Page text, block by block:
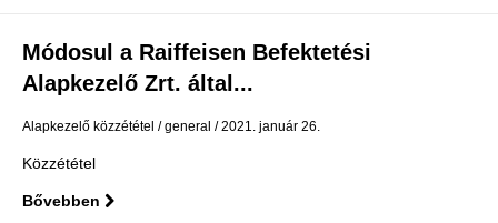
Módosul a Raiffeisen Befektetési
Alapkezelő Zrt. által...
Alapkezelő közzététel general 2021. január 26.
Közzététel
Bővebben